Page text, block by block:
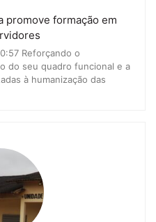
promove formação em
Reforçando o
do seu quadro funcional e a
à humanização das